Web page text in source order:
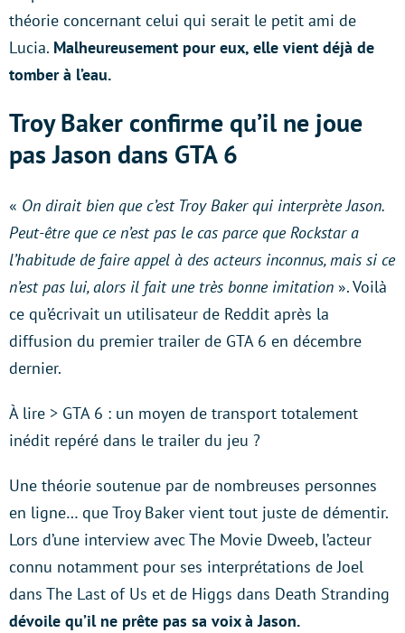
théorie concernant celui qui serait le petit ami de
Lucia. Malheureusement pour eux, elle vient déjà de
tomber à l’eau.
Troy Baker confirme qu’il ne joue
pas Jason dans GTA 6
« On dirait bien que c’est Troy Baker qui interprète Jason.
Peut-être que ce n’est pas le cas parce que Rockstar a
l’habitude de faire appel à des acteurs inconnus, mais si ce
n’est pas lui, alors il fait une très bonne imitation ». Voilà
ce qu’écrivait un utilisateur de Reddit après la
diffusion du premier trailer de GTA 6 en décembre
dernier.
À lire > GTA 6 : un moyen de transport totalement
inédit repéré dans le trailer du jeu ?
Une théorie soutenue par de nombreuses personnes
en ligne… que Troy Baker vient tout juste de démentir.
Lors d’une interview avec The Movie Dweeb, l’acteur
connu notamment pour ses interprétations de Joel
dans The Last of Us et de Higgs dans Death Stranding
dévoile qu’il ne prête pas sa voix à Jason.